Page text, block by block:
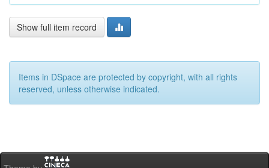
Show full item record
Items in DSpace are protected by copyright, with all rights
reserved, unless otherwise indicated.